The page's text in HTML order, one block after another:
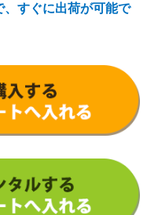
、すぐに出荷が可能で